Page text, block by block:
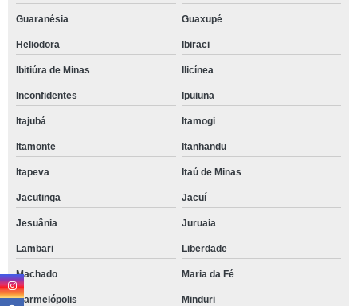
Guaranésia Guaxupé
Heliodora Ibiraci
Ibitiúra de Minas Ilicínea
Inconfidentes Ipuiuna
Itajubá Itamogi
Itamonte Itanhandu
Itapeva Itaú de Minas
Jacutinga Jacuí
Jesuânia Juruaia
Lambari Liberdade
Machado Maria da Fé
Marmelópolis Minduri